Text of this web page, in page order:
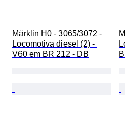
Märklin H0 - 3065/3072 -
Locomotiva diesel (2) -
V60 em BR 212 - DB